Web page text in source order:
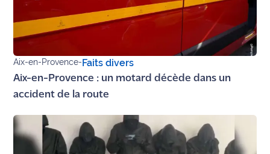
Aix-en-Provence-Faits divers
Aix-en-Provence : un motard décède dans un
accident de la route